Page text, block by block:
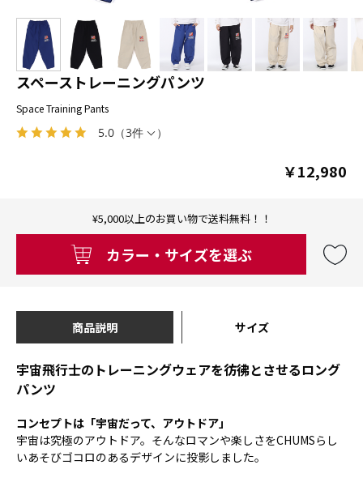
5.0 （3件 ）
スペーストレーニングパンツ
Space Training Pants
￥12,980
¥5,000以上のお買い物で送料無料！！
カラー・サイズを選ぶ
商品説明 サイズ
宇宙飛行士のトレーニングウェアを彷彿とさせるロング
パンツ
コンセプトは「宇宙だって、アウトドア」
宇宙は究極のアウトドア。そんなロマンや楽しさをCHUMSらし
いあそびゴコロのあるデザインに投影しました。